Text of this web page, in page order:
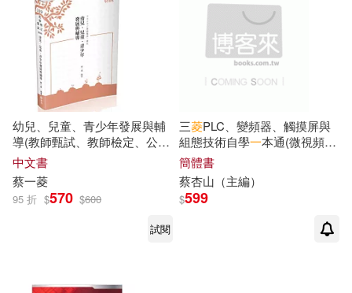
川西諭(1)
蔡杏山(1) 蔡杏山（主編）(1)
出版社 (可複選)
化學工業出版社(1)
志光保成(1)
電子工業出版社(1)
幼兒、兒童、青少年發展與輔
導(教師甄試、教師檢定、公幼
教保員考試適用)
中文書
蔡一菱
95 折 $570 $600
試閱
三菱PLC、變頻器、觸摸屏與
組態技術自學一本通(微視頻
版)
簡體書
蔡杏山（主編）
$599